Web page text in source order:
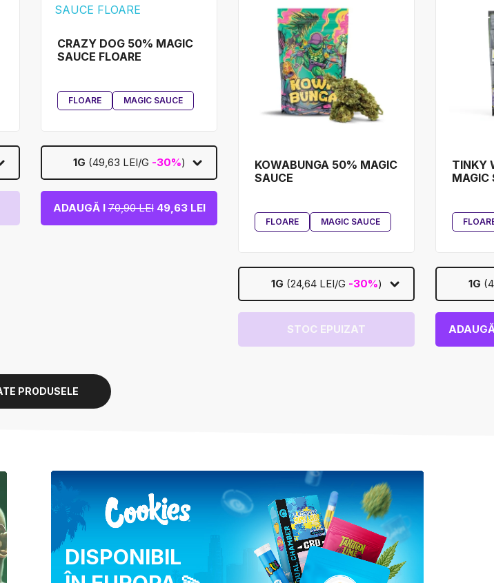
CRAZY DOG 50% MAGIC
SAUCE FLOARE
FLOARE MAGIC SAUCE
1G (49,63 LEI/G -30%)
ADAUGĂ I70,90 LEI49,63 LEI
KOWABUNGA 50% MAGIC
SAUCE
FLOARE MAGIC SAUCE
1G (24,64 LEI/G -30%)
STOC EPUIZAT
TINKY
MAGIC
1G
PRODUSELE
DISPONIBIL